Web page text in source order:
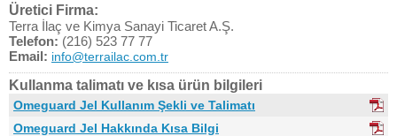
Üretici Firma:
Terra İlaç ve Kimya Sanayi Ticaret A.Ş.
Telefon: (216) 523 77 77
Email: info@terrailac.com.tr
Kullanma talimatı ve kısa ürün bilgileri
Omeguard Jel Kullanım Şekli ve Talimatı
Omeguard Jel Hakkında Kısa Bilgi